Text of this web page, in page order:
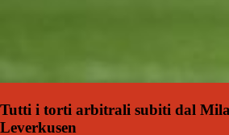
Tutti i torti arbitrali subiti dal
Leverkusen